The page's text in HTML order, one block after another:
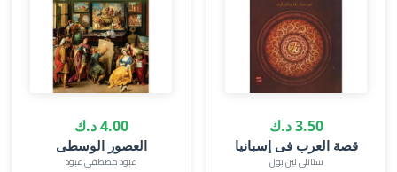
3.50 د.ك
قصة العرب فى إسبانيا
ستانلي لين بول
4.00 د.ك
العصور الوسطى
عبود مصطفى عبود